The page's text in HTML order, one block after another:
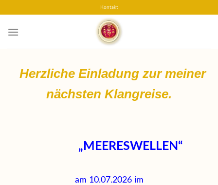
content
Kontakt
Herzliche Einladung zur meiner
nächsten Klangreise.
„MEERESWELLEN“
am 10.07.2026 im